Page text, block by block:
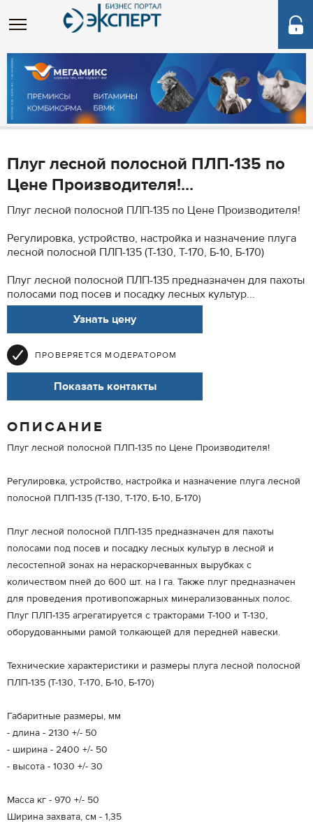
Плуг лесной полосной ПЛП-135 по
Цене Производителя!...
Плуг лесной полосной ПЛП-135 по Цене Производителя!
Регулировка, устройство, настройка и назначение плуга
лесной полосной ПЛП-135 (Т-130, Т-170, Б-10, Б-170)
Плуг лесной полосной ПЛП-135 предназначен для пахоты
полосами под посев и посадку лесных культур...
Узнать цену
ПРОВЕРЯЕТСЯ МОДЕРАТОРОМ
Показать контакты
ОПИСАНИЕ
Плуг лесной полосной ПЛП-135 по Цене Производителя!
Регулировка, устройство, настройка и назначение плуга лесной
полосной ПЛП-135 (Т-130, Т-170, Б-10, Б-170)
Плуг лесной полосной ПЛП-135 предназначен для пахоты
полосами под посев и посадку лесных культур в лесной и
лесостепной зонах на нераскорчеванных вырубках с
количеством пней до 600 шт. на I га. Также плуг предназначен
для проведения противопожарных минерализованных полос.
Плуг ПЛП-135 агрегатируется с тракторами Т-100 и Т-130,
оборудованными рамой толкающей для передней навески.
Технические характеристики и размеры плуга лесной полосной
ПЛП-135 (Т-130, Т-170, Б-10, Б-170)
Габаритные размеры, мм
- длина - 2130 +/- 50
- ширина - 2400 +/- 50
- высота - 1030 +/- 30
Масса кг - 970 +/- 50
Ширина захвата, см - 1,35